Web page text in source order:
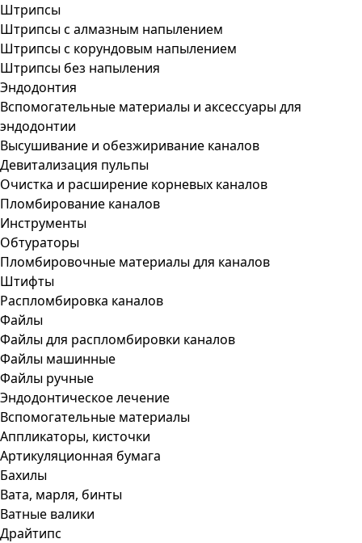
Штрипсы
Штрипсы c алмазным напылением
Штрипсы c корундовым напылением
Штрипсы без напыления
Эндодонтия
Вспомогательные материалы и аксессуары для
эндодонтии
Высушивание и обезжиривание каналов
Девитализация пульпы
Очистка и расширение корневых каналов
Пломбирование каналов
Инструменты
Обтураторы
Пломбировочные материалы для каналов
Штифты
Распломбировка каналов
Файлы
Файлы для распломбировки каналов
Файлы машинные
Файлы ручные
Эндодонтическое лечение
Вспомогательные материалы
Аппликаторы, кисточки
Артикуляционная бумага
Бахилы
Вата, марля, бинты
Ватные валики
Драйтипс